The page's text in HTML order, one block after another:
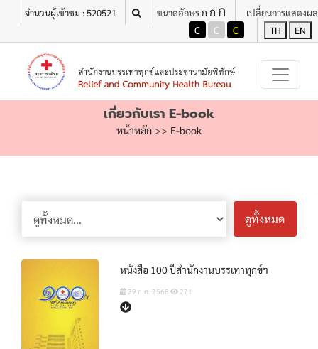
จำนวนผู้เข้าชม : 520521 ขนาดอักษรก ก ก เปลี่ยนการแสดงผล
C C C TH EN
เกี่ยวกับเรา E-book
หน้าหลัก >> E-book
ดูทั้งหมด
หนังสือ 100 ปีสำนักงานบรรเทาทุกข์ฯ
29 ก.ค. 2568 271